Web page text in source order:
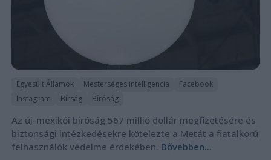
Egyesült Államok Mesterséges intelligencia
Facebook
Instagram
Bírság Bíróság
Az új-mexikói bíróság 567 millió dollár megfizetésére és
biztonsági intézkedésekre kötelezte a Metát a fiatalkorú
felhasználók védelme érdekében. Bővebben...